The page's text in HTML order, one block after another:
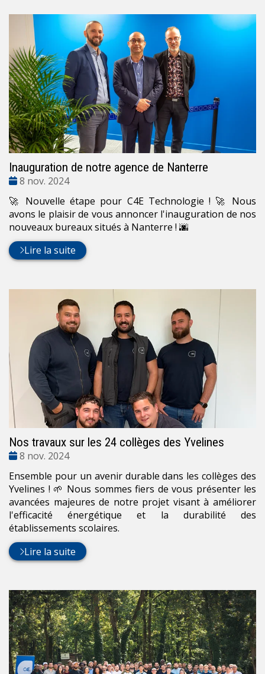
Inauguration de notre agence de Nanterre
Date
8 nov. 2024
🚀 Nouvelle étape pour C4E Technologie ! 🚀 Nous
avons le plaisir de vous annoncer l'inauguration de nos
nouveaux bureaux situés à Nanterre ! 🌆
Lire la suite
Nos travaux sur les 24 collèges des Yvelines
Date
8 nov. 2024
Ensemble pour un avenir durable dans les collèges des
Yvelines ! 🌱 Nous sommes fiers de vous présenter les
avancées majeures de notre projet visant à améliorer
l'efficacité énergétique et la durabilité des
établissements scolaires.
Lire la suite